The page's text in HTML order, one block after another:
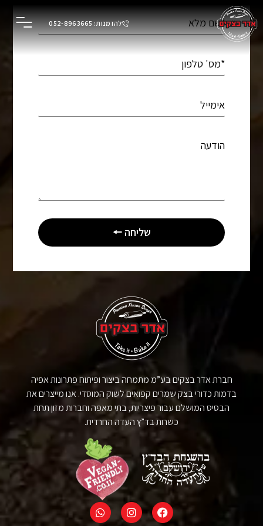
לתוכן
להזמנות: 052-8963665
חברת אדר בצקים בע”מ מתמחה ביצור ופיתוח פתרונות אפיה
בדמות כדורי בצק שמרים קפואים לשוק המוסדי. אנו מייצרים את
הבסיס המושלם עבור פיצריות, בתי מאפה וחברות מזון תחת
כשרות בד”ץ העדה החרדית.
שליחה 🠔